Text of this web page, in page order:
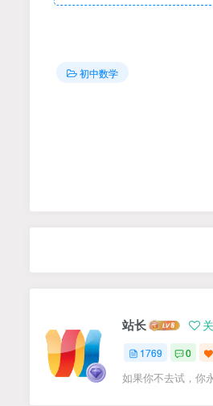
初中数学
站长
1769 0
如果你不去试，你